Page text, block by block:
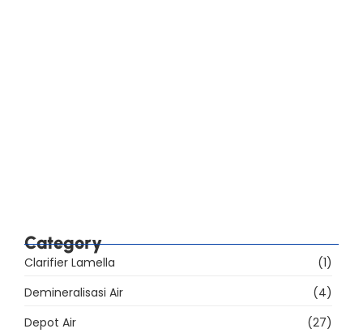
Category
Clarifier Lamella
(1)
Demineralisasi Air
(4)
Depot Air
(27)